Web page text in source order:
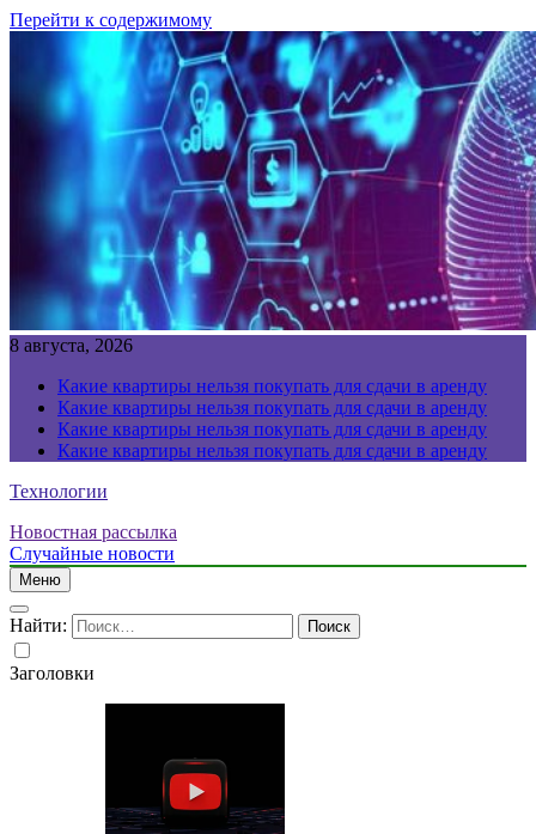
Перейти к содержимому
8 августа, 2026
Какие квартиры нельзя покупать для сдачи в аренду
Какие квартиры нельзя покупать для сдачи в аренду
Какие квартиры нельзя покупать для сдачи в аренду
Какие квартиры нельзя покупать для сдачи в аренду
Технологии
Новостная рассылка
Случайные новости
Меню
Найти:
Заголовки